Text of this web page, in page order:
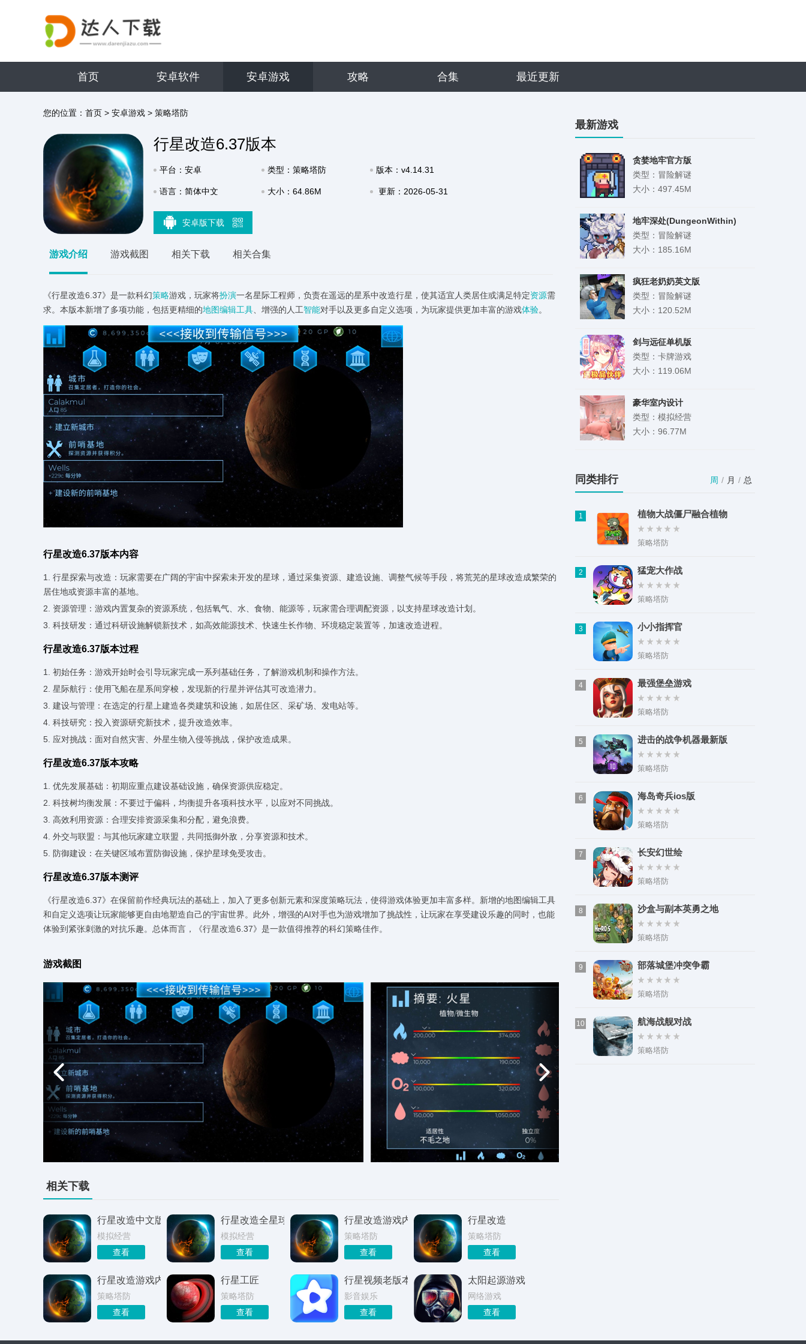
首页 安卓软件 安卓游戏 攻略 合集 最近更新
您的位置： 首页 > 安卓游戏 > 策略塔防
行星改造6.37版本
平台：安卓 类型：策略塔防 版本：v4.14.31
语言：简体中文 大小：64.86M 更新：2026-05-31
安卓版下载
游戏介绍 游戏截图 相关下载 相关合集
《行星改造6.37》是一款科幻策略游戏，玩家将扮演一名星际工程师，负责在遥远的星系中改造行星，使其适宜人类居住或满足特定资源需
求。本版本新增了多项功能，包括更精细的地图编辑工具 、增强的人工智能对手以及更多自定义选项，为玩家提供更加丰富的游戏体验。
行星改造6.37版本内容
1. 行星探索与改造：玩家需要在广阔的宇宙中探索未开发的星球，通过采集资源、建造设施、调整气候等手段，将荒芜的星球改造成繁荣的
居住地或资源丰富的基地。
2. 资源管理：游戏内置复杂的资源系统，包括氧气、水、食物、能源等，玩家需合理调配资源，以支持星球改造计划。
3. 科技研发：通过科研设施解锁新技术，如高效能源技术、快速生长作物、环境稳定装置等，加速改造进程。
行星改造6.37版本过程
1. 初始任务：游戏开始时会引导玩家完成一系列基础任务，了解游戏机制和操作方法。
2. 星际航行：使用飞船在星系间穿梭，发现新的行星并评估其可改造潜力。
3. 建设与管理：在选定的行星上建造各类建筑和设施，如居住区、采矿场、发电站等。
4. 科技研究：投入资源研究新技术，提升改造效率。
5. 应对挑战：面对自然灾害、外星生物入侵等挑战，保护改造成果。
行星改造6.37版本攻略
1. 优先发展基础：初期应重点建设基础设施，确保资源供应稳定。
2. 科技树均衡发展：不要过于偏科，均衡提升各项科技水平，以应对不同挑战。
3. 高效利用资源：合理安排资源采集和分配，避免浪费。
4. 外交与联盟：与其他玩家建立联盟，共同抵御外敌，分享资源和技术。
5. 防御建设：在关键区域布置防御设施，保护星球免受攻击。
行星改造6.37版本测评
《行星改造6.37》在保留前作经典玩法的基础上，加入了更多创新元素和深度策略玩法，使得游戏体验更加丰富多样。新增的地图编辑工具
和自定义选项让玩家能够更自由地塑造自己的宇宙世界。此外，增强的AI对手也为游戏增加了挑战性，让玩家在享受建设乐趣的同时，也能
体验到紧张刺激的对抗乐趣。总体而言，《行星改造6.37》是一款值得推荐的科幻策略佳作。
游戏截图
相关下载
行星改造中文版
模拟经营
查看
行星改造全星球解锁
模拟经营
查看
行星改造游戏内购版
策略塔防
查看
行星改造
策略塔防
查看
行星改造游戏内置菜单版
策略塔防
查看
行星工匠
策略塔防
查看
行星视频老版本
影音娱乐
查看
太阳起源游戏
网络游戏
查看
最新游戏
贪婪地牢官方版
类型：冒险解谜
大小：497.45M
地牢深处(DungeonWithin)
类型：冒险解谜
大小：185.16M
疯狂老奶奶英文版
类型：冒险解谜
大小：120.52M
剑与远征单机版
类型：卡牌游戏
大小：119.06M
豪华室内设计
类型：模拟经营
大小：96.77M
米坛社区BandBBS免费下载
类型：实用工具
周 / 月 / 总
同类排行
1 植物大战僵尸融合植物
策略塔防
2 猛宠大作战
策略塔防
3 小小指挥官
策略塔防
4 最强堡垒游戏
策略塔防
5 进击的战争机器最新版
策略塔防
6 海岛奇兵ios版
策略塔防
7 长安幻世绘
策略塔防
8 沙盒与副本英勇之地
策略塔防
9 部落城堡冲突争霸
策略塔防
10 航海战舰对战
策略塔防